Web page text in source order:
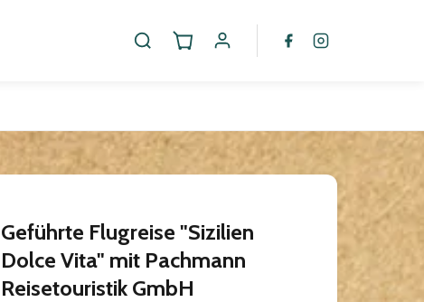
Geführte Flugreise "Sizilien
Dolce Vita" mit Pachmann
Reisetouristik GmbH